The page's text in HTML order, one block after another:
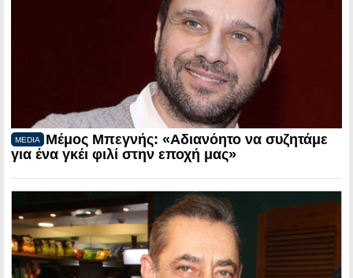
MEDIA
Μέμος Μπεγνής: «Αδιανόητο να συζητάμε
για ένα γκέι φιλί στην εποχή μας»